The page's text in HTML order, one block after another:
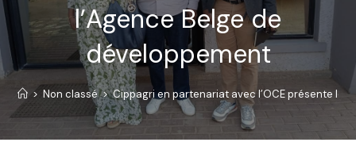
l’Agence Belge de
développement
> Non classé > Cippagri en partenariat avec l’OCE présente le